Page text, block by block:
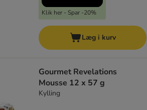
Klik her - Spar -20%
Læg i kurv
Gourmet Revelations
Mousse 12 x 57 g
Kylling